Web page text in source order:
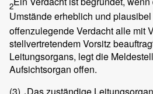
2
Umstände erheblich und
offenzulegende Verdacht alle mit
stellvertretendem Vorsitz
Leitungsorgans, legt die
Aufsichtsorgan offen.